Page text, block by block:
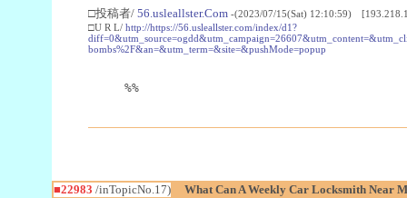
□投稿者/ 56.usleallster.Com -(2023/07/15(Sat) 12:10:59)
□U R L/ http://https://56.usleallster.com/index/d1?
bombs%2F&an=&utm_term=&site=&pushMode=popup
%%
■22983 /inTopicNo.17) What Can A Weekly Car Locksmith Near